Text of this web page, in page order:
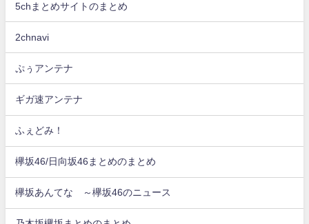
5chまとめサイトのまとめ
2chnavi
ぷぅアンテナ
ギガ速アンテナ
ふぇどみ！
欅坂46/日向坂46まとめのまとめ
欅坂あんてな ～欅坂46のニュース